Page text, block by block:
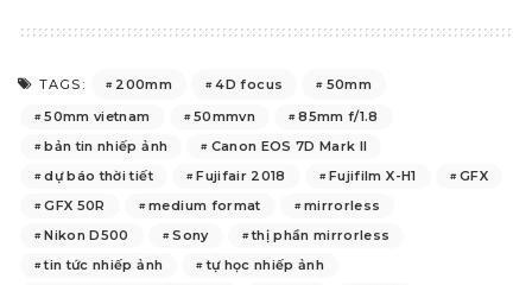
TAGS: 200mm 4D focus
50mm
50mm vietnam
50mmvn
85mm f/1.8
bản tin nhiếp ảnh
Canon EOS 7D Mark II
dự báo thời tiết
Fujifair 2018 Fujifilm X-H1
GFX
GFX 50R
medium format
mirrorless
Nikon D500
Sony
thị phần mirrorless
tin tức nhiếp ảnh
tự học nhiếp ảnh